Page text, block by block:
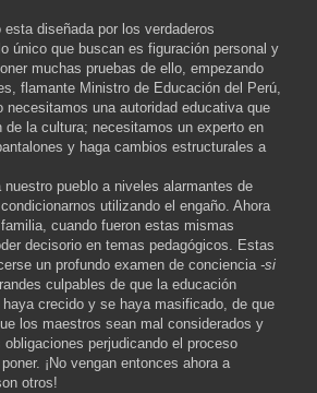
diseñada por los verdaderos
único que buscan es figuración personal y
muchas pruebas de ello, empezando
flamante Ministro de Educación del Perú,
una autoridad educativa que
la cultura; necesitamos un experto en
y haga cambios estructurales a
pueblo a niveles alarmantes de
utilizando el engaño. Ahora
cuando fueron estas mismas
decisorio en temas pedagógicos. Estas
un profundo examen de conciencia-si
culpables de que la educación
crecido y se haya masificado, de que
los maestros sean mal considerados y
perjudicando el proceso
¡No vengan entonces ahora a
otros!